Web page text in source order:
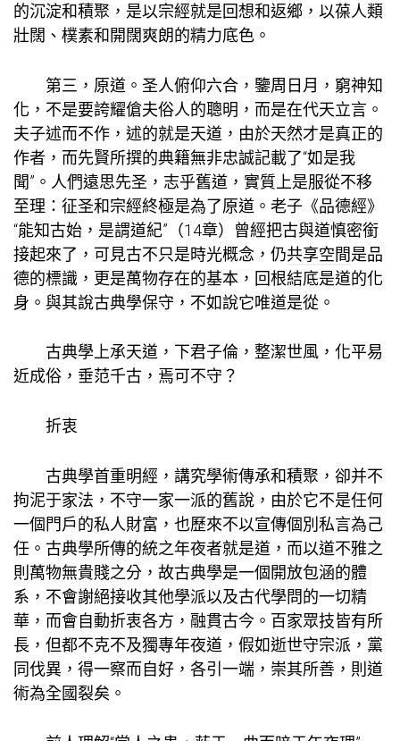
的沉淀和積聚，是以宗經就是回想和返鄉，以葆人類
壯闊、樸素和開闊爽朗的精力底色。
第三，原道。圣人俯仰六合，鑒周日月，窮神知
化，不是要誇耀傖夫俗人的聰明，而是在代天立言。
夫子述而不作，述的就是天道，由於天然才是真正的
作者，而先賢所撰的典籍無非忠誠記載了“如是我
聞”。人們遠思先圣，志乎舊道，實質上是服從不移
至理：征圣和宗經終極是為了原道。老子《品德經》
“能知古始，是謂道紀”（14章）曾經把古與道慎密銜
接起來了，可見古不只是時光概念，仍共享空間是品
德的標識，更是萬物存在的基本，回根結底是道的化
身。與其說古典學保守，不如說它唯道是從。
古典學上承天道，下君子倫，整潔世風，化平易
近成俗，垂范千古，焉可不守？
折衷
古典學首重明經，講究學術傳承和積聚，卻并不
拘泥于家法，不守一家一派的舊說，由於它不是任何
一個門戶的私人財富，也歷來不以宣傳個別私言為己
任。古典學所傳的統之年夜者就是道，而以道不雅之
則萬物無貴賤之分，故古典學是一個開放包涵的體
系，不會謝絕接收其他學派以及古代學問的一切精
華，而會自動折衷各方，融貫古今。百家眾技皆有所
長，但都不克不及獨專年夜道，假如逝世守宗派，黨
同伐異，得一察而自好，各引一端，崇其所善，則道
術為全國裂矣。